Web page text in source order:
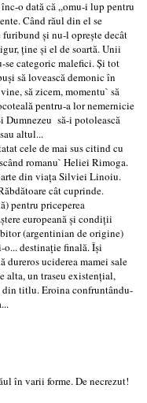
o dată că „omu-i lup pentru
Când răul din el se
și nu-l oprește decât
ține și el de soartă. Unii
se categoric malefici. Și tot
să lovească demonic în
să zicem, momentu` să
pentru-a lor nemernicie
Dumnezeu să-i potolească
altul...
cele de mai sus citind cu
romanu` Heliei Rimoga.
din viața Silviei Linoiu.
cât cuprinde.
pentru priceperea
europeană și condiții
(argentinian de origine)
destinație finală. Își
dureros uciderea mamei sale
alta, un traseu existențial,
titlu. Eroina confruntându-
în varii forme. De necrezut!